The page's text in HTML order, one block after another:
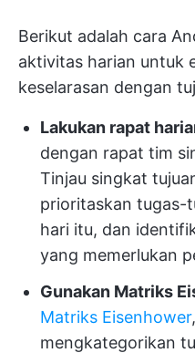
Berikut adalah cara
aktivitas harian untuk
keselarasan dengan
Lakukan rapat
dengan rapat tim
Tinjau singkat
prioritaskan tugas-
hari itu, dan
yang memerlukan
Gunakan Matriks
Matriks Eisenhower
mengkategorikan